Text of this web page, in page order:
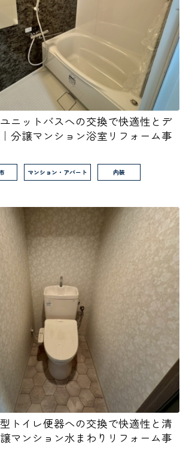
ユニットバスへの交換で快適性とデ
分譲マンション浴室リフォーム事
マンション・アパート 内装
型トイレ便器への交換で快適性と清
マンション水まわりリフォーム事